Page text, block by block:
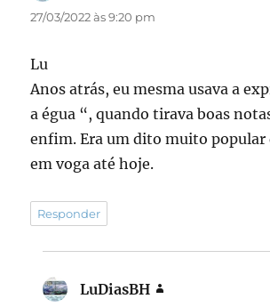
27/03/2022 às 9:20 pm
Lu
Anos atrás, eu mesma usava a
a égua “, quando tirava boas
enfim. Era um dito muito popular
em voga até hoje.
Responder
LuDiasBH